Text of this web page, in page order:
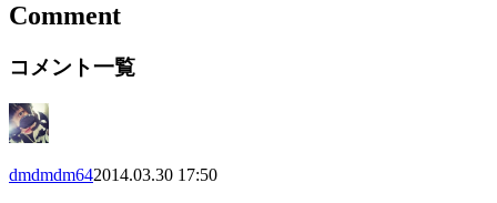
Comment
コメント一覧
dmdmdm642014.03.30 17:50